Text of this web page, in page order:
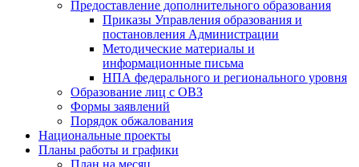
Предоставление дополнительного образования
Приказы Управления образования и
постановления Администрации
Методические материалы и
информационные письма
НПА федерального и регионального уровня
Образование лиц с ОВЗ
Формы заявлений
Порядок обжалования
Национальные проекты
Планы работы и графики